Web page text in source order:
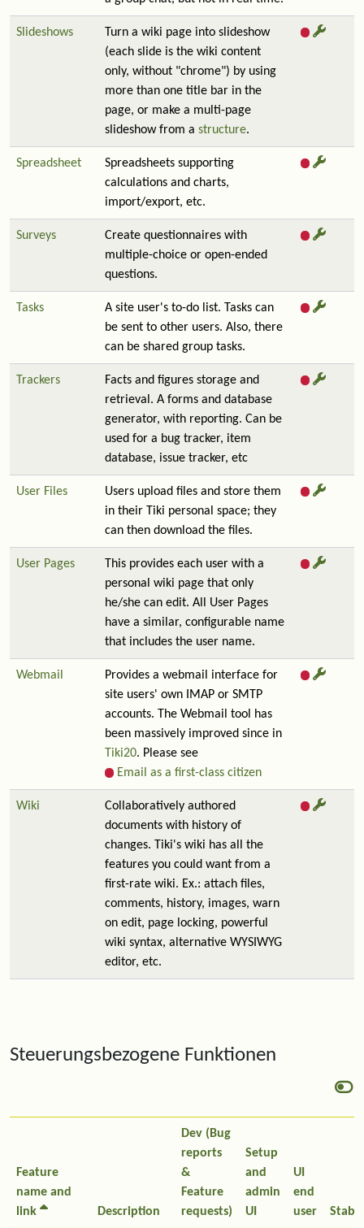
Slideshows
Turn a wiki page into slideshow
(each slide is the wiki content
only, without "chrome") by using
more than one title bar in the
page, or make a multi-page
slideshow from a structure.
Spreadsheet
Spreadsheets supporting
calculations and charts,
import/export, etc.
Surveys
Create questionnaires with
multiple-choice or open-ended
questions.
Tasks
A site user's to-do list. Tasks can
be sent to other users. Also, there
can be shared group tasks.
Trackers
Facts and figures storage and
retrieval. A forms and database
generator, with reporting. Can be
used for a bug tracker, item
database, issue tracker, etc
User Files
Users upload files and store them
in their Tiki personal space; they
can then download the files.
User Pages
This provides each user with a
personal wiki page that only
he/she can edit. All User Pages
have a similar, configurable name
that includes the user name.
Webmail
Provides a webmail interface for
site users' own IMAP or SMTP
accounts. The Webmail tool has
been massively improved since in
Tiki20. Please see
Email as a first-class citizen
Wiki
Collaboratively authored
documents with history of
changes. Tiki's wiki has all the
features you could want from a
first-rate wiki. Ex.: attach files,
comments, history, images, warn
on edit, page locking, powerful
wiki syntax, alternative WYSIWYG
editor, etc.
Steuerungsbezogene Funktionen
Feature
name and
link
Description
Dev (Bug
reports
&
Feature
requests)
Setup
and
admin
UI
UI
end
user